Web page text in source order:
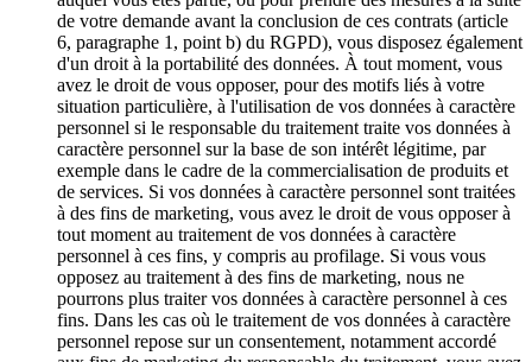
de votre demande avant la conclusion de ces contrats (article
6, paragraphe 1, point b) du RGPD), vous disposez également
d'un droit à la portabilité des données. À tout moment, vous
avez le droit de vous opposer, pour des motifs liés à votre
situation particulière, à l'utilisation de vos données à caractère
personnel si le responsable du traitement traite vos données à
caractère personnel sur la base de son intérêt légitime, par
exemple dans le cadre de la commercialisation de produits et
de services. Si vos données à caractère personnel sont traitées
à des fins de marketing, vous avez le droit de vous opposer à
tout moment au traitement de vos données à caractère
personnel à ces fins, y compris au profilage. Si vous vous
opposez au traitement à des fins de marketing, nous ne
pourrons plus traiter vos données à caractère personnel à ces
fins. Dans les cas où le traitement de vos données à caractère
personnel repose sur un consentement, notamment accordé